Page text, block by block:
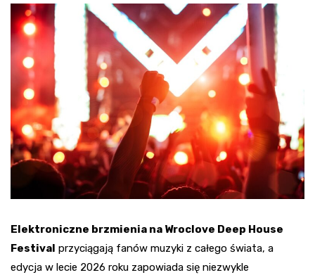
Elektroniczne brzmienia na Wroclove Deep House
Festival przyciągają fanów muzyki z całego świata, a
edycja w lecie 2026 roku zapowiada się niezwykle